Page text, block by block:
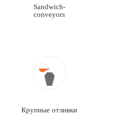
Sandwich-
conveyors
Крупные отливки